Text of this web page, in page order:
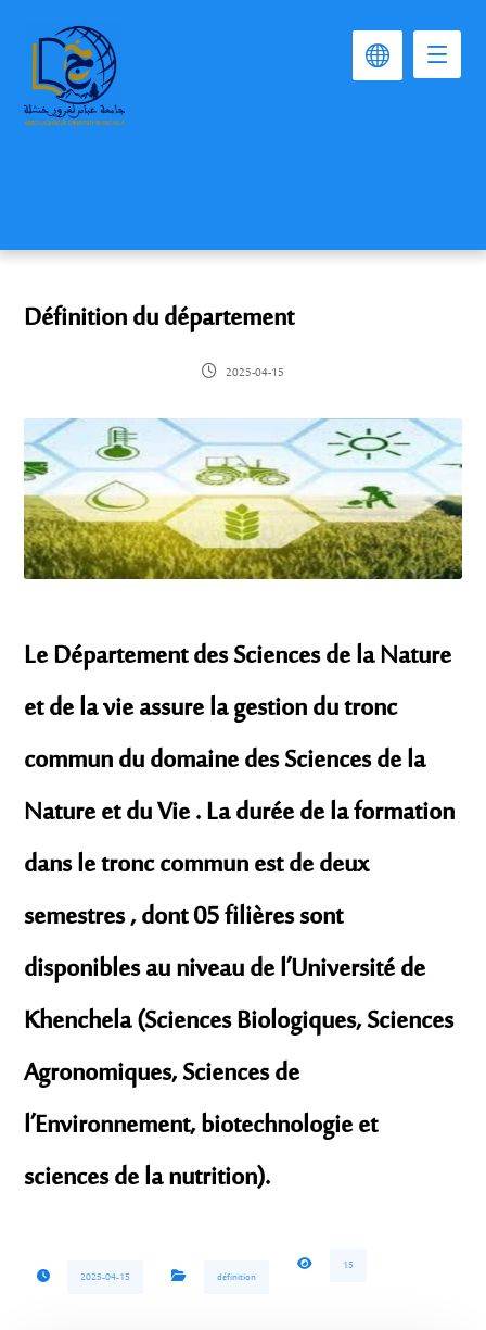
Définition du département
2025-04-15
Le Département des Sciences de la Nature
et de la vie assure la gestion du tronc
commun du domaine des Sciences de la
Nature et du Vie . La durée de la formation
dans le tronc commun est de deux
semestres , dont 05 filières sont
disponibles au niveau de l’Université de
Khenchela (Sciences Biologiques, Sciences
Agronomiques, Sciences de
l’Environnement, biotechnologie et
sciences de la nutrition).
2025-04-15 définition
15